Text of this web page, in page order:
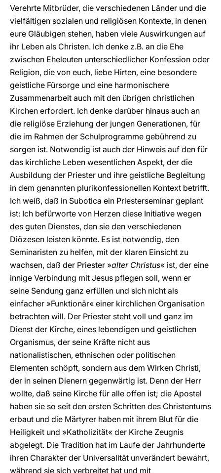
Verehrte Mitbrüder, die verschiedenen Länder und die
vielfältigen sozialen und religiösen Kontexte, in denen
eure Gläubigen stehen, haben viele Auswirkungen auf
ihr Leben als Christen. Ich denke z.B. an die Ehe
zwischen Eheleuten unterschiedlicher Konfession oder
Religion, die von euch, liebe Hirten, eine besondere
geistliche Fürsorge und eine harmonischere
Zusammenarbeit auch mit den übrigen christlichen
Kirchen erfordert. Ich denke darüber hinaus auch an
die religiöse Erziehung der jungen Generationen, für
die im Rahmen der Schulprogramme gebührend zu
sorgen ist. Notwendig ist auch der Hinweis auf den für
das kirchliche Leben wesentlichen Aspekt, der die
Ausbildung der Priester und ihre geistliche Begleitung
in dem genannten plurikonfessionellen Kontext betrifft.
Ich weiß, daß in Subotica ein Priesterseminar geplant
ist: Ich befürworte von Herzen diese Initiative wegen
des guten Dienstes, den sie den verschiedenen
Diözesen leisten könnte. Es ist notwendig, den
Seminaristen zu helfen, mit der klaren Einsicht zu
wachsen, daß der Priester »alter Christus« ist, der eine
innige Verbindung mit Jesus pflegen soll, wenn er
seine Sendung ganz erfüllen und sich nicht als
einfacher »Funktionär« einer kirchlichen Organisation
betrachten will. Der Priester steht voll und ganz im
Dienst der Kirche, eines lebendigen und geistlichen
Organismus, der seine Kräfte nicht aus
nationalistischen, ethnischen oder politischen
Elementen schöpft, sondern aus dem Wirken Christi,
der in seinen Dienern gegenwärtig ist. Denn der Herr
wollte, daß seine Kirche für alle offen ist; die Apostel
haben sie so seit den ersten Schritten des Christentums
erbaut und die Märtyrer haben mit ihrem Blut für die
Heiligkeit und »Katholizität« der Kirche Zeugnis
abgelegt. Die Tradition hat im Laufe der Jahrhunderte
ihren Charakter der Universalität unverändert bewahrt,
während sie sich verbreitet hat und mit